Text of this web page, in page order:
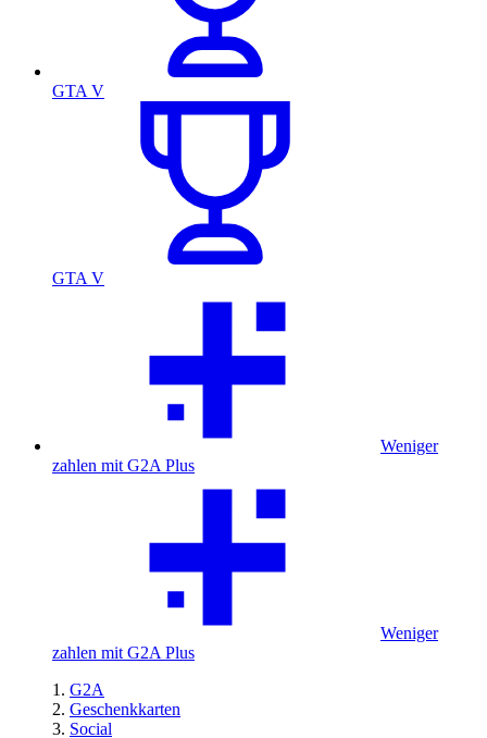
GTA V
GTA V
Weniger
zahlen mit G2A Plus
Weniger
zahlen mit G2A Plus
G2A
Geschenkkarten
Social